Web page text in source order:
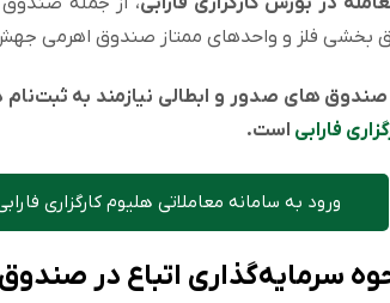
بخشی فلز و واحد‌های ممتاز صندوق اهرمی
صندوق های صدور و ابطالی نیازمند به
فارابی است.
ورود به سامانه معاملاتی هلیوم کارگزاری
سرمایه‌گذاری اتباع در